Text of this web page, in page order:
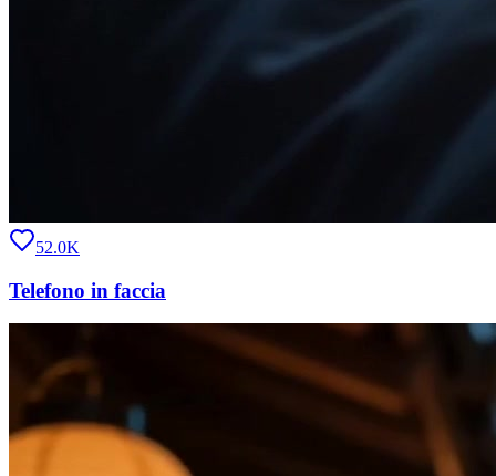
52.0K
Telefono in faccia